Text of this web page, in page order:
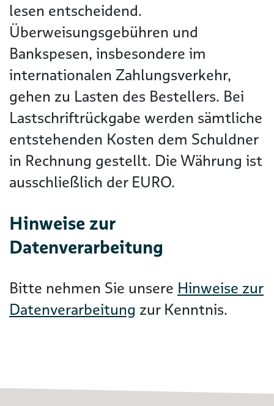
lesen entscheidend.
Überweisungsgebühren und
Bankspesen, insbesondere im
internationalen Zahlungsverkehr,
gehen zu Lasten des Bestellers. Bei
Lastschriftrückgabe werden sämtliche
entstehenden Kosten dem Schuldner
in Rechnung gestellt. Die Währung ist
ausschließlich der EURO.
Hinweise zur
Datenverarbeitung
Bitte nehmen Sie unsere Hinweise zur
Datenverarbeitung zur Kenntnis.